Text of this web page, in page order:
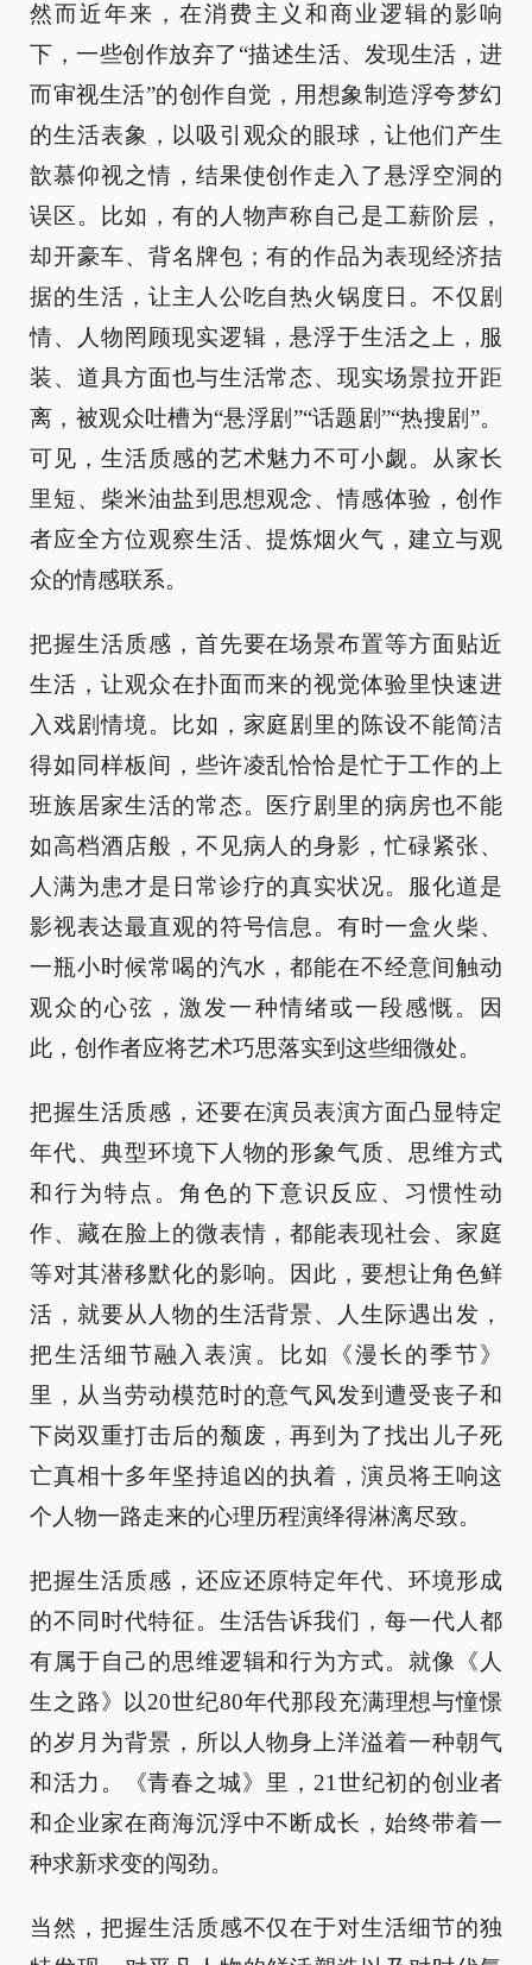
然而近年来，在消费主义和商业逻辑的影响
下，一些创作放弃了“描述生活、发现生活，进
而审视生活”的创作自觉，用想象制造浮夸梦幻
的生活表象，以吸引观众的眼球，让他们产生
歆慕仰视之情，结果使创作走入了悬浮空洞的
误区。比如，有的人物声称自己是工薪阶层，
却开豪车、背名牌包；有的作品为表现经济拮
据的生活，让主人公吃自热火锅度日。不仅剧
情、人物罔顾现实逻辑，悬浮于生活之上，服
装、道具方面也与生活常态、现实场景拉开距
离，被观众吐槽为“悬浮剧”“话题剧”“热搜剧”。
可见，生活质感的艺术魅力不可小觑。从家长
里短、柴米油盐到思想观念、情感体验，创作
者应全方位观察生活、提炼烟火气，建立与观
众的情感联系。
把握生活质感，首先要在场景布置等方面贴近
生活，让观众在扑面而来的视觉体验里快速进
入戏剧情境。比如，家庭剧里的陈设不能简洁
得如同样板间，些许凌乱恰恰是忙于工作的上
班族居家生活的常态。医疗剧里的病房也不能
如高档酒店般，不见病人的身影，忙碌紧张、
人满为患才是日常诊疗的真实状况。服化道是
影视表达最直观的符号信息。有时一盒火柴、
一瓶小时候常喝的汽水，都能在不经意间触动
观众的心弦，激发一种情绪或一段感慨。因
此，创作者应将艺术巧思落实到这些细微处。
把握生活质感，还要在演员表演方面凸显特定
年代、典型环境下人物的形象气质、思维方式
和行为特点。角色的下意识反应、习惯性动
作、藏在脸上的微表情，都能表现社会、家庭
等对其潜移默化的影响。因此，要想让角色鲜
活，就要从人物的生活背景、人生际遇出发，
把生活细节融入表演。比如《漫长的季节》
里，从当劳动模范时的意气风发到遭受丧子和
下岗双重打击后的颓废，再到为了找出儿子死
亡真相十多年坚持追凶的执着，演员将王响这
个人物一路走来的心理历程演绎得淋漓尽致。
把握生活质感，还应还原特定年代、环境形成
的不同时代特征。生活告诉我们，每一代人都
有属于自己的思维逻辑和行为方式。就像《人
生之路》以20世纪80年代那段充满理想与憧憬
的岁月为背景，所以人物身上洋溢着一种朝气
和活力。《青春之城》里，21世纪初的创业者
和企业家在商海沉浮中不断成长，始终带着一
种求新求变的闯劲。
当然，把握生活质感不仅在于对生活细节的独